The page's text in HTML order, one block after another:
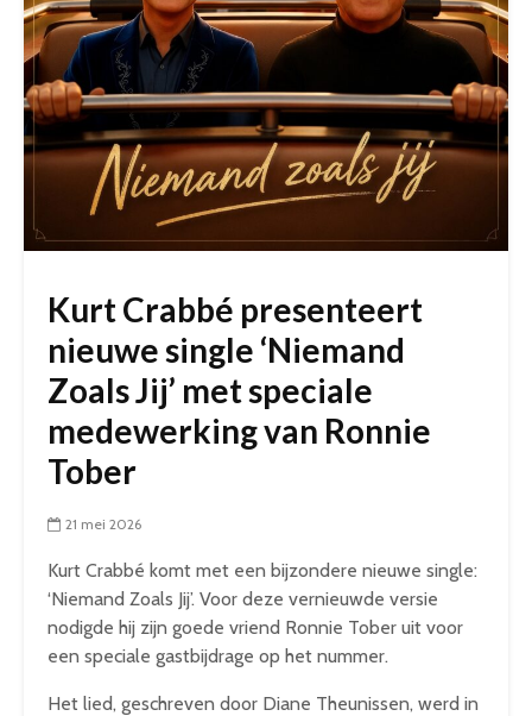
Kurt Crabbé presenteert
nieuwe single ‘Niemand
Zoals Jij’ met speciale
medewerking van Ronnie
Tober
21 mei 2026
Kurt Crabbé komt met een bijzondere nieuwe single:
‘Niemand Zoals Jij’. Voor deze vernieuwde versie
nodigde hij zijn goede vriend Ronnie Tober uit voor
een speciale gastbijdrage op het nummer.
Het lied, geschreven door Diane Theunissen, werd in